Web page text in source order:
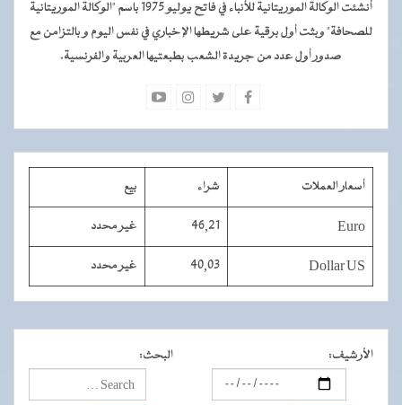
أنشئت الوكالة الموريتانية للأنباء في فاتح يوليو 1975 باسم "الوكالة الموريتانية
للصحافة" وبثت أول برقية على شريطها الإخباري في نفس اليوم و بالتزامن مع
صدور أول عدد من جريدة الشعب بطبعتيها العربية والفرنسية.
أسعار العملات شراء بيع
Euro
46,21 غير محدد
Dollar US
40,03 غير محدد
الأرشيف: البحث: